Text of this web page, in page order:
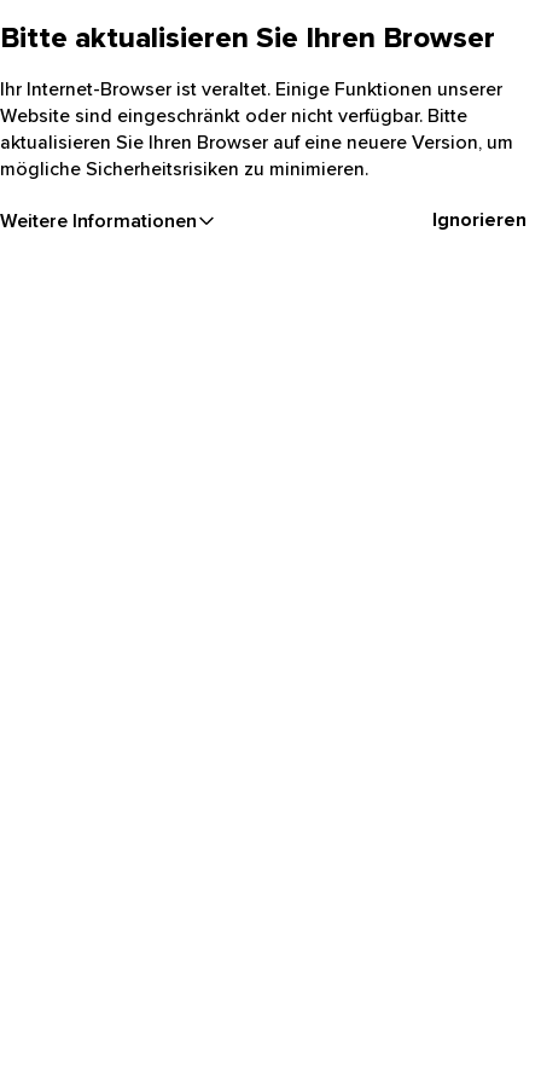
Bitte aktualisieren Sie Ihren Browser
Ihr Internet-Browser ist veraltet. Einige Funktionen unserer
Website sind eingeschränkt oder nicht verfügbar. Bitte
aktualisieren Sie Ihren Browser auf eine neuere Version, um
mögliche Sicherheitsrisiken zu minimieren.
Weitere Informationen Ignorieren